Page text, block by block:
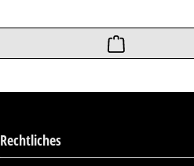
Rechtliches